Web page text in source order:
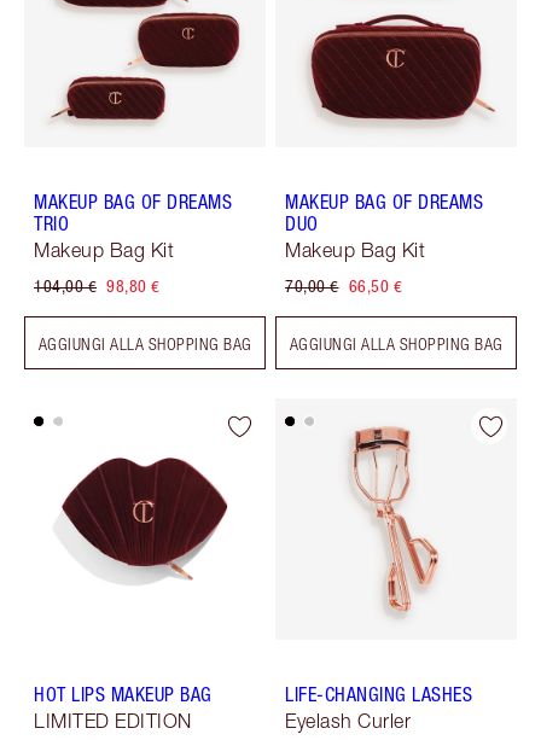
MAKEUP BAG OF DREAMS
TRIO
Makeup Bag Kit
104,00 € 98,80 €
AGGIUNGI ALLA SHOPPING BAG
MAKEUP BAG OF DREAMS
DUO
Makeup Bag Kit
70,00 € 66,50 €
AGGIUNGI ALLA SHOPPING BAG
HOT LIPS MAKEUP BAG
LIMITED EDITION
LIFE-CHANGING LASHES
Eyelash Curler